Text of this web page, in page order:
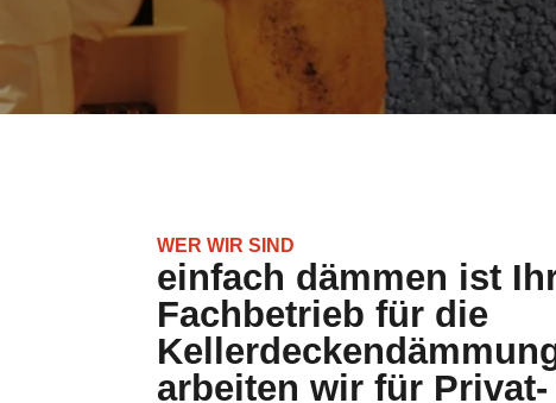
einfach dämmen ist
Fachbetrieb für die
arbeiten wir für
Geschäftskunden in